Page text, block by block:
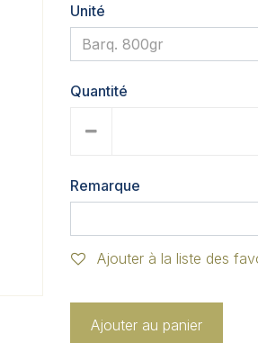
Unité
Quantité
Remarque
Ajouter à la liste des
Ajouter au panier